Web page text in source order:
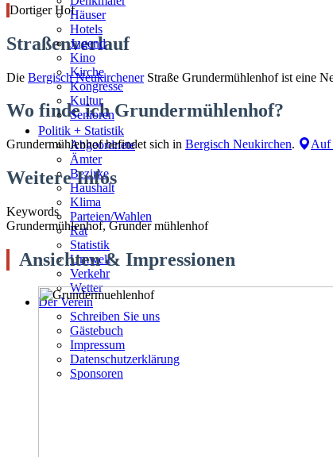
Häuser
Hotels
Jugend
Kino
Kirche
Kongresse
Kultur
Senioren
Stadtführer
Straßen
Politik + Statistik
Abgeordnete
Ämter
Bezirke
Haushalt
Klima
Parteien/Wahlen
Rat
Statistik
Umwelt
Verkehr
Wetter
Der Verein
Schreiben Sie uns
Gästebuch
Impressum
Datenschutzerklärung
Sponsoren
Dortiger Hof
Straßenverlauf
Die Bergisch NeukirchenerStraße Grundermühlenhof ist eine
Wo finde ich Grundermühlenhof?
Grundermühlenhof befindet sich in Bergisch Neukirchen. Auf
Weitere Infos
Keywords
Grundermühlenhof, Grunder mühlenhof
Ansichten & Impressionen